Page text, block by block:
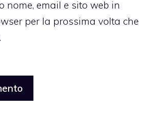
nome, email e sito web in
per la prossima volta che